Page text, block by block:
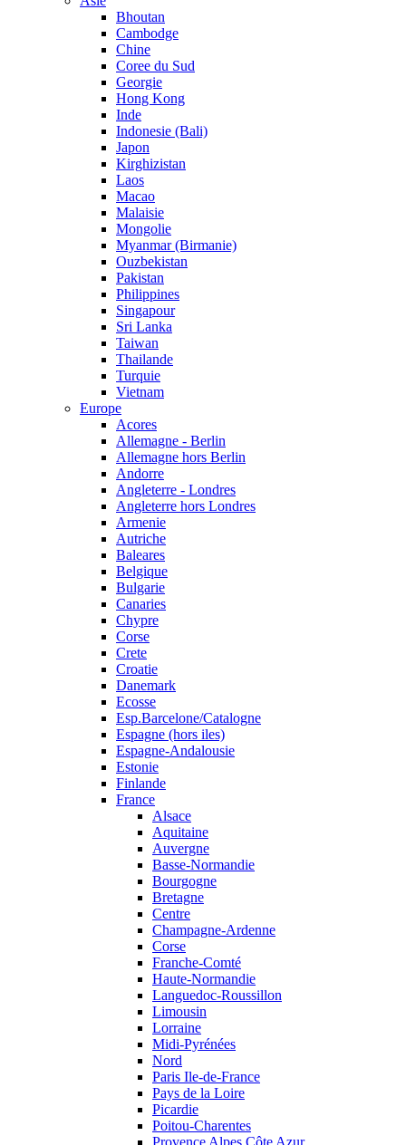
Bhoutan
Cambodge
Chine
Coree du Sud
Georgie
Hong Kong
Inde
Indonesie (Bali)
Japon
Kirghizistan
Laos
Macao
Malaisie
Mongolie
Myanmar (Birmanie)
Ouzbekistan
Pakistan
Philippines
Singapour
Sri Lanka
Taiwan
Thailande
Turquie
Vietnam
Europe
Acores
Allemagne - Berlin
Allemagne hors Berlin
Andorre
Angleterre - Londres
Angleterre hors Londres
Armenie
Autriche
Baleares
Belgique
Bulgarie
Canaries
Chypre
Corse
Crete
Croatie
Danemark
Ecosse
Esp.Barcelone/Catalogne
Espagne (hors iles)
Espagne-Andalousie
Estonie
Finlande
France
Alsace
Aquitaine
Auvergne
Basse-Normandie
Bourgogne
Bretagne
Centre
Champagne-Ardenne
Corse
Franche-Comté
Haute-Normandie
Languedoc-Roussillon
Limousin
Lorraine
Midi-Pyrénées
Nord
Paris Ile-de-France
Pays de la Loire
Picardie
Poitou-Charentes
Provence Alpes Côte Azur